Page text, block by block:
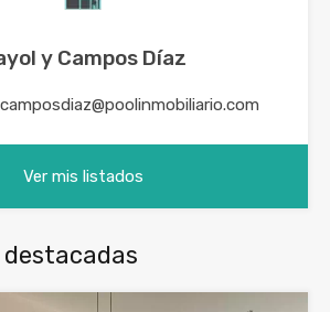
y Campos Díaz
Ver mis listados
destacadas